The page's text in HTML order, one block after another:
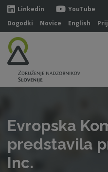
Linkedin
YouTube
Dogodki
Novice English
Evropska
predstavila
Inc.